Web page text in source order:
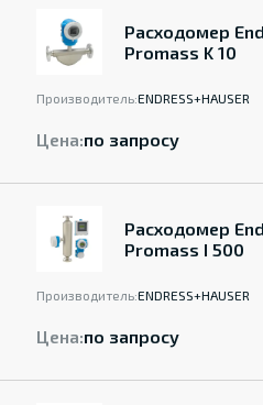
Расходомер
Promass K 10
Производитель:ENDRESS+HAUSER
Цена:по запросу
Расходомер
Promass I 500
Производитель:ENDRESS+HAUSER
Цена:по запросу